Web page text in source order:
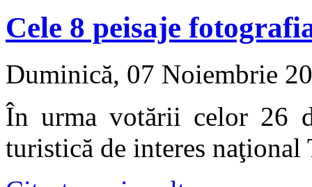
Cele 8 peisaje
Duminică, 07 Noiembrie
În urma votării celor 26
turistică de interes naţional